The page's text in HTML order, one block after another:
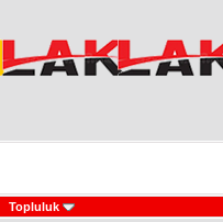
Topluluk